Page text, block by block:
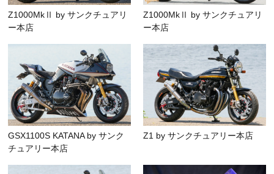
Z1000MkⅡ by サンクチュアリ
ー本店
Z1000MkⅡ by サンクチュアリ
ー本店
GSX1100S KATANA by サンク
チュアリー本店
Z1 by サンクチュアリー本店